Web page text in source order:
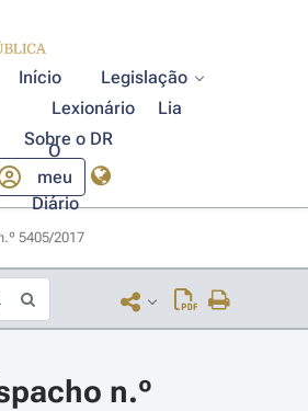
Início
Legislação
Lexionário
Lia
Sobre o DR
O
meu
Diário
5405/2017
n.º